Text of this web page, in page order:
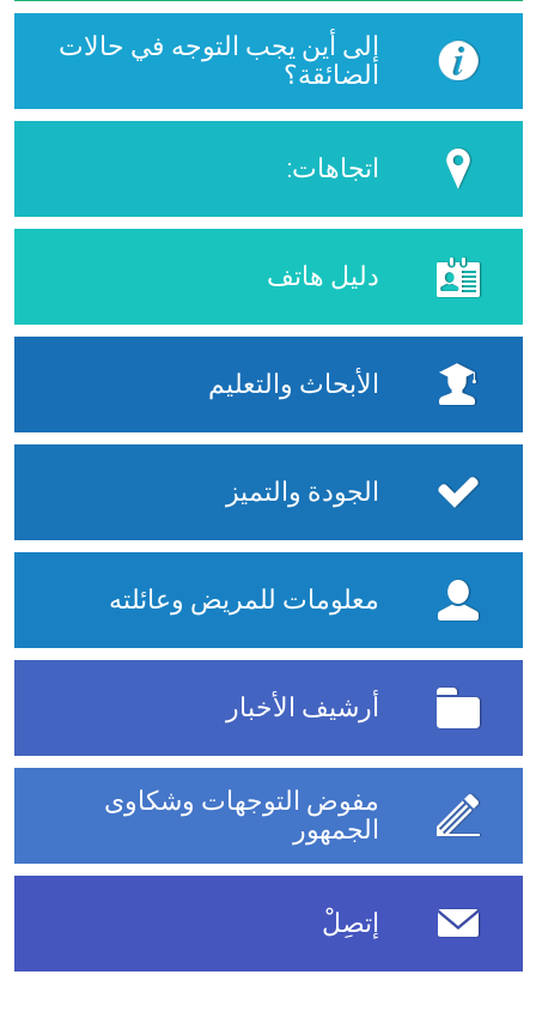
إلى أين يجب التوجه في حالات
الضائقة؟
اتجاهات:
دليل هاتف
الأبحاث والتعليم
الجودة والتميز
معلومات للمريض وعائلته
أرشيف الأخبار
مفوض التوجهات وشكاوى
الجمهور
إتصِلْ